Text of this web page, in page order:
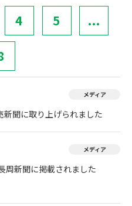
4 5 ...
メディア
新聞に取り上げられました
メディア
周新聞に掲載されました